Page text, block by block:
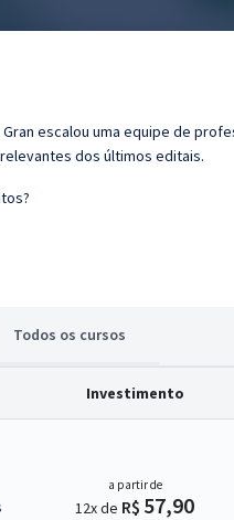
escalou uma equipe de
dos últimos editais.
Todos os cursos
Investimento
a partir de
12x de R$ 57,90